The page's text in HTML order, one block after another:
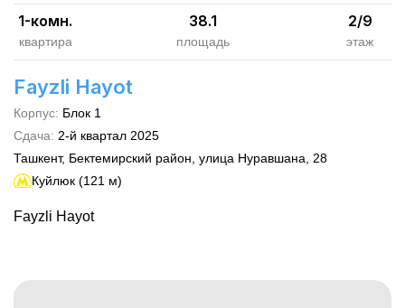
1-комн.
квартира
38.1
площадь
2/9
этаж
Fayzli Hayot
Корпус: Блок 1
Сдача: 2-й квартал 2025
Ташкент, Бектемирский район, улица Нуравшана, 28
Куйлюк (121 м)
Fayzli Hayot